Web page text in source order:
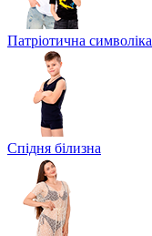
Патріотична символіка
Спідня білизна